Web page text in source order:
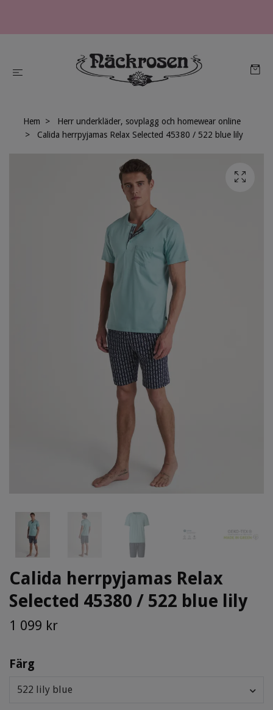
Hem
Herr underkläder, sovplagg och homewear online
Calida herrpyjamas Relax Selected 45380 / 522 blue lily
Calida herrpyjamas Relax
Selected 45380 / 522 blue lily
1 099 kr
Färg
522 lily blue